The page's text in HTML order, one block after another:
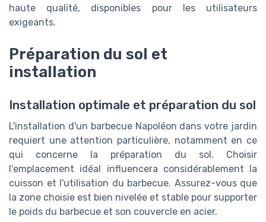
haute qualité, disponibles pour les utilisateurs
exigeants.
Préparation du sol et
installation
Installation optimale et préparation du sol
L'installation d'un barbecue Napoléon dans votre jardin
requiert une attention particulière, notamment en ce
qui concerne la préparation du sol. Choisir
l'emplacement idéal influencera considérablement la
cuisson et l'utilisation du barbecue. Assurez-vous que
la zone choisie est bien nivelée et stable pour supporter
le poids du barbecue et son couvercle en acier.